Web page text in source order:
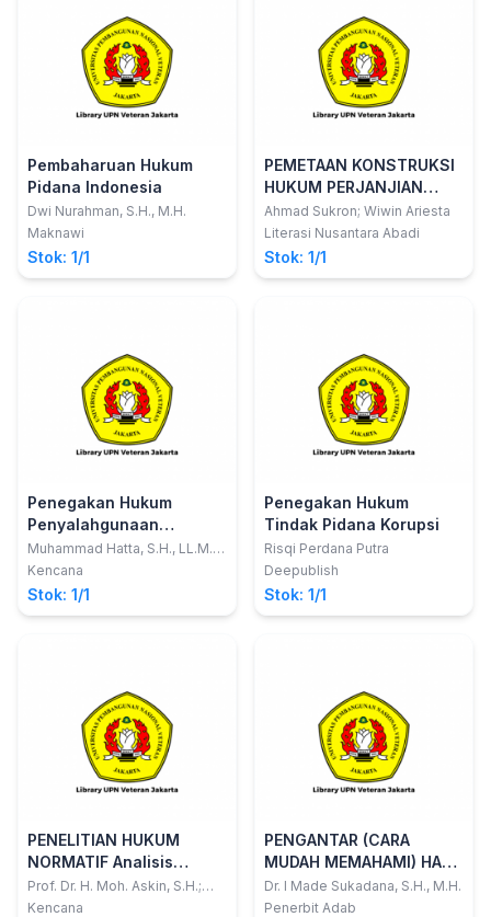
Pembaharuan Hukum
Pidana Indonesia
Dwi Nurahman, S.H., M.H.
Maknawi
Stok: 1/1
PEMETAAN KONSTRUKSI
HUKUM PERJANJIAN
ANTARA NASABAH BANK
KONVENSIONAL VS BANK
SYARI'AH
Ahmad Sukron; Wiwin Ariesta
Literasi Nusantara Abadi
Stok: 1/1
Penegakan Hukum
Penyalahgunaan
Narkoba di Indonesia
Muhammad Hatta, S.H., LL.M.,
Ph.D.
Kencana
Stok: 1/1
Penegakan Hukum
Tindak Pidana Korupsi
Risqi Perdana Putra
Deepublish
Stok: 1/1
PENELITIAN HUKUM
NORMATIF Analisis
Putusan Hakim
Prof. Dr. H. Moh. Askin, S.H.;
Masidin, S.H., M.H.
Kencana
PENGANTAR (CARA
MUDAH MEMAHAMI) HAK
CIPTA, PATEN, MEREK
DAN INDIKASI
Dr. I Made Sukadana, S.H., M.H.
Penerbit Adab